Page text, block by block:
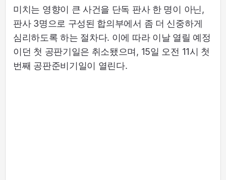
미치는 영향이 큰 사건을 단독 판사 한 명이 아닌,
판사 3명으로 구성된 합의부에서 좀 더 신중하게
심리하도록 하는 절차다. 이에 따라 이날 열릴 예정
이던 첫 공판기일은 취소됐으며, 15일 오전 11시 첫
번째 공판준비기일이 열린다.